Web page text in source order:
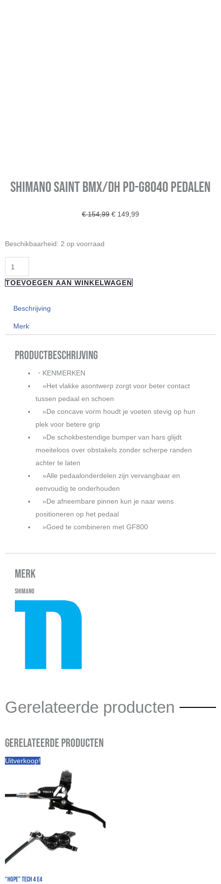
Shimano Saint BMX/DH PD-G8040 pedalen
€154,99 Oorspronkelijke
€ 149,99
Beschikbaarheid: 2 op voorraad
Shimano
Saint
BMX/DH
PD-
pedalen
TOEVOEGEN AAN WINKELWAGEN
Beschrijving
Merk
Productbeschrijving
・KENMERKEN
»Het vlakke asontwerp zorgt voor beter contact
tussen pedaal en schoen​
»De concave vorm houdt je voeten stevig op hun
plek voor betere grip
»De schokbestendige bumper van hars glijdt
moeiteloos over obstakels zonder scherpe randen
achter te laten
»Alle pedaalonderdelen zijn vervangbaar en
eenvoudig te onderhouden
»De afneembare pinnen kun je naar wens
positioneren op het pedaal
»Goed te combineren met GF800
Merk
Shimano
Gerelateerde producten
Gerelateerde producten
Uitverkoop!
“Hope” Tech 4 E4
tot
€ 260,00